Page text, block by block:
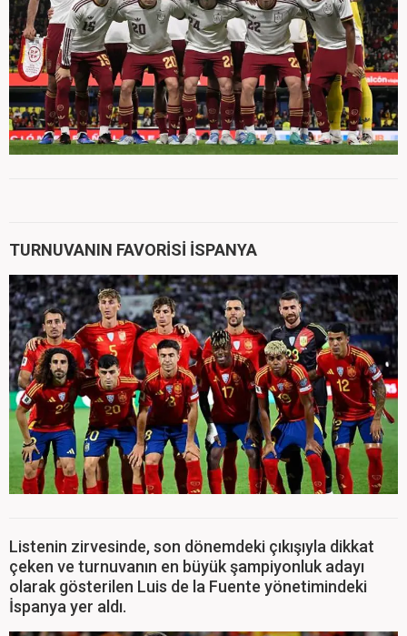
TURNUVANIN FAVORİSİ İSPANYA
Listenin zirvesinde, son dönemdeki çıkışıyla dikkat
çeken ve turnuvanın en büyük şampiyonluk adayı
olarak gösterilen Luis de la Fuente yönetimindeki
İspanya yer aldı.